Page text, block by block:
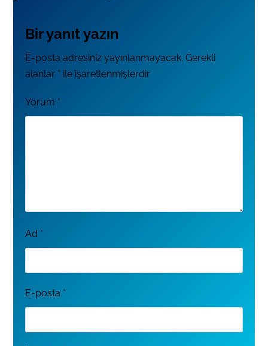
Bir yanıt yazın
E-posta adresiniz yayınlanmayacak. Gerekli
alanlar * ile işaretlenmişlerdir
Yorum *
Ad *
E-posta *